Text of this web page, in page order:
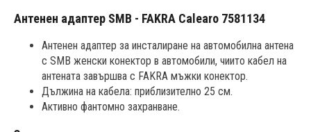
Антенен адаптер SMB - FAKRA Calearo 7581134
Антенен адаптер за инсталиране на автомобилна антена
с SMB женски конектор в автомобили, чиито кабел на
антената завършва с FAKRA мъжки конектор.
Дължина на кабела: приблизително 25 см.
Активно фантомно захранване.